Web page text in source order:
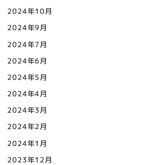
2024年10月
2024年9月
2024年7月
2024年6月
2024年5月
2024年4月
2024年3月
2024年2月
2024年1月
2023年12月